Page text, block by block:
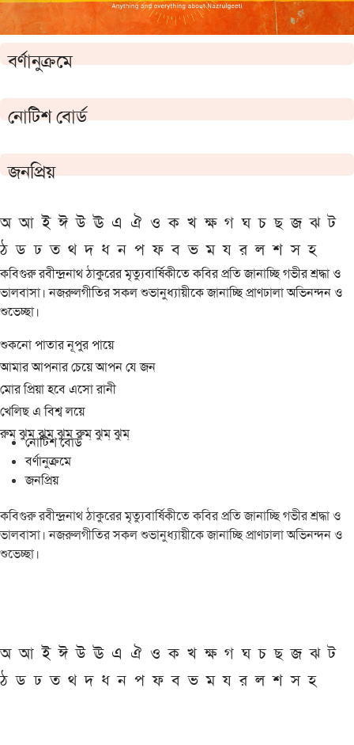
বর্ণানুক্রমে
নোটিশ বোর্ড
জনপ্রিয়
অ আ ই ঈ উ ঊ এ ঐ ও ক খ ক্ষ গ ঘ চ ছ জ ঝ ট
ঠ ড ঢ ত থ দ ধ ন প ফ ব ভ ম য র ল শ স হ
কবিগুরু রবীন্দ্রনাথ ঠাকুরের মৃত্যুবার্ষিকীতে কবির প্রতি জানাচ্ছি গভীর শ্রদ্ধা ও
ভালবাসা। নজরুলগীতির সকল শুভানুধ্যায়ীকে জানাচ্ছি প্রাণঢালা অভিনন্দন ও
শুভেচ্ছা।
শুকনো পাতার নূপুর পায়ে
আমার আপনার চেয়ে আপন যে জন
মোর প্রিয়া হবে এসো রানী
খেলিছ এ বিশ্ব লয়ে
রুম্ ঝুম্ ঝুম্ ঝুম্ রুম্ ঝুম্ ঝুম্
নোটিশ বোর্ড
বর্ণানুক্রমে
জনপ্রিয়
কবিগুরু রবীন্দ্রনাথ ঠাকুরের মৃত্যুবার্ষিকীতে কবির প্রতি জানাচ্ছি গভীর শ্রদ্ধা ও
ভালবাসা। নজরুলগীতির সকল শুভানুধ্যায়ীকে জানাচ্ছি প্রাণঢালা অভিনন্দন ও
শুভেচ্ছা।
অ আ ই ঈ উ ঊ এ ঐ ও ক খ ক্ষ গ ঘ চ ছ জ ঝ ট
ঠ ড ঢ ত থ দ ধ ন প ফ ব ভ ম য র ল শ স হ